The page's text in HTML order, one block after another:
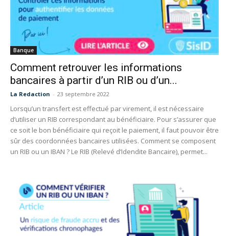
Banque
Comment retrouver les informations
bancaires à partir d’un RIB ou d’un...
La Redaction - 23 septembre 2022
Lorsqu’un transfert est effectué par virement, il est nécessaire
d’utiliser un RIB correspondant au bénéficiaire. Pour s’assurer que
ce soit le bon bénéficiaire qui reçoit le paiement, il faut pouvoir être
sûr des coordonnées bancaires utilisées. Comment se composent
un RIB ou un IBAN ? Le RIB (Relevé d’Idendite Bancaire), permet...